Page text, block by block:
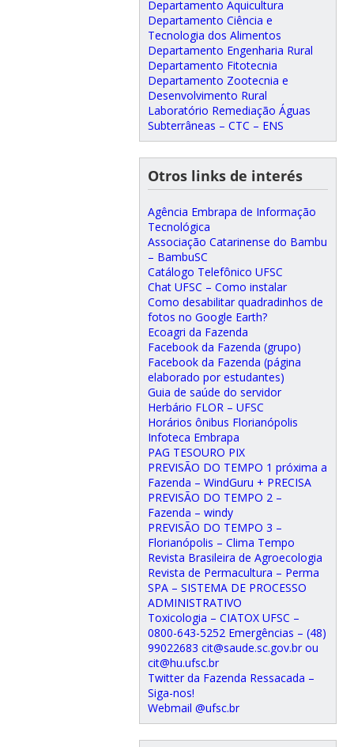
Departamento Aquicultura
Departamento Ciência e
Tecnologia dos Alimentos
Departamento Engenharia Rural
Departamento Fitotecnia
Departamento Zootecnia e
Desenvolvimento Rural
Laboratório Remediação Águas
Subterrâneas – CTC – ENS
Otros links de interés
Agência Embrapa de Informação
Tecnológica
Associação Catarinense do Bambu
– BambuSC
Catálogo Telefônico UFSC
Chat UFSC – Como instalar
Como desabilitar quadradinhos de
fotos no Google Earth?
Ecoagri da Fazenda
Facebook da Fazenda (grupo)
Facebook da Fazenda (página
elaborado por estudantes)
Guia de saúde do servidor
Herbário FLOR – UFSC
Horários ônibus Florianópolis
Infoteca Embrapa
PAG TESOURO PIX
PREVISÃO DO TEMPO 1 próxima a
Fazenda – WindGuru + PRECISA
PREVISÃO DO TEMPO 2 –
Fazenda – windy
PREVISÃO DO TEMPO 3 –
Florianópolis – Clima Tempo
Revista Brasileira de Agroecologia
Revista de Permacultura – Perma
SPA – SISTEMA DE PROCESSO
ADMINISTRATIVO
Toxicologia – CIATOX UFSC –
0800-643-5252 Emergências – (48)
99022683 cit@saude.sc.gov.br ou
cit@hu.ufsc.br
Twitter da Fazenda Ressacada –
Siga-nos!
Webmail @ufsc.br